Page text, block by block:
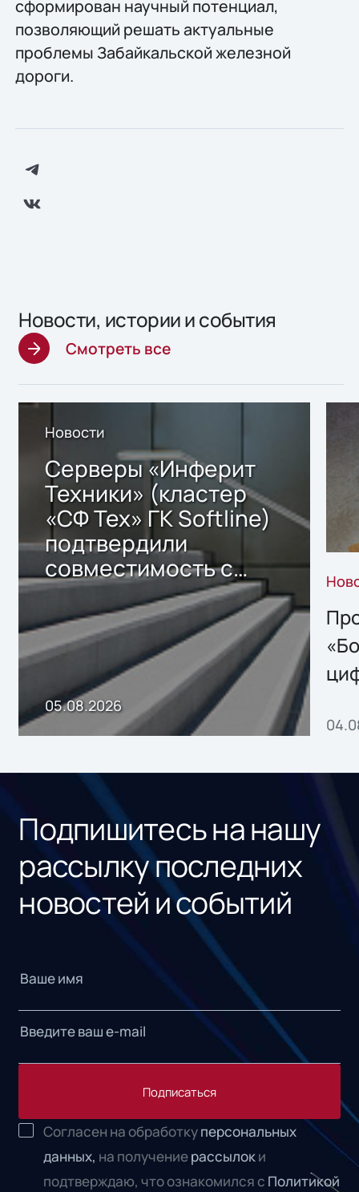
сформирован научный потенциал,
позволяющий решать актуальные
проблемы Забайкальской железной
дороги.
Новости, истории и события
Смотреть все
Новости
Серверы «Инферит
Техники» (кластер
«СФ Тех» ГК Softline)
подтвердили
совместимость с
решением Sharx
Storage 2.x для
хранения данных
05.08.2026
Подпишитесь на нашу
рассылку последних
новостей и событий
Подписаться
Согласен на обработкуперсональных
данных, на получениерассылоки
подтверждаю, что ознакомился с Политикой